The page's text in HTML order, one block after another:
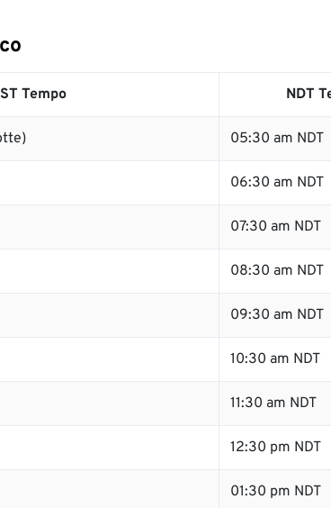
Tempo NDT
05:30 am NDT
06:30 am NDT
07:30 am NDT
08:30 am NDT
09:30 am NDT
10:30 am NDT
11:30 am NDT
12:30 pm NDT
01:30 pm NDT